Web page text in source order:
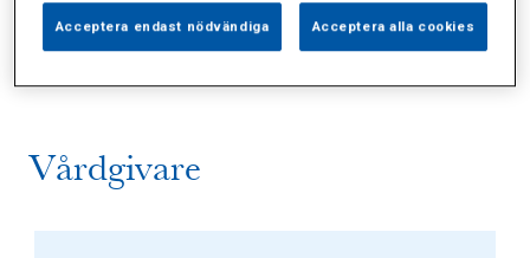
Sidor (0) Press (0) Sophianytt (0)
Vårdgivare
Acceptera endast nödvändiga Acceptera alla cookies